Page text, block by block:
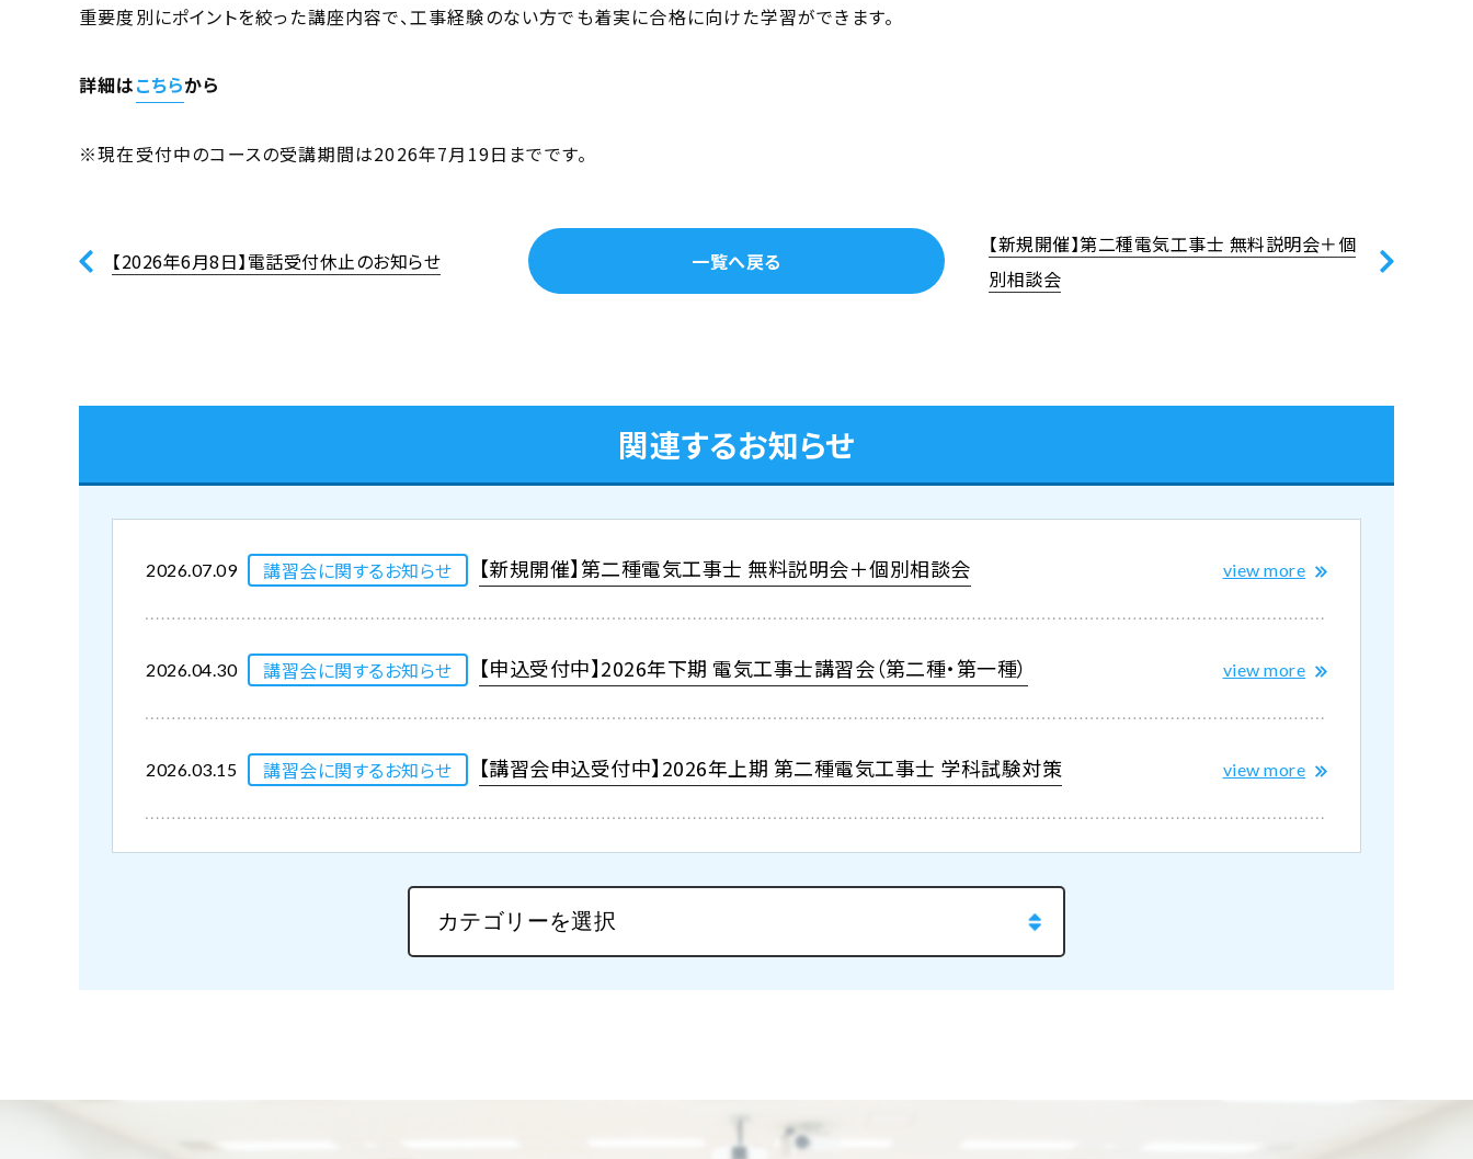
重要度別にポイントを絞った講座内容で、工事経験のない方でも着実に合格に向けた学習ができます。
詳細はこちらから
※現在受付中のコースの受講期間は2026年7月19日までです。
【2026年6月8日】電話受付休止のお知らせ 一覧へ戻る
【新規開催】第二種電気工事士 無料説明会＋個
別相談会
関連するお知らせ
2026.07.09 講習会に関するお知らせ 【新規開催】第二種電気工事士 無料説明会＋個別相談会 view more
2026.04.30 講習会に関するお知らせ 【申込受付中】2026年下期 電気工事士講習会（第二種・第一種） view more
2026.03.15 講習会に関するお知らせ 【講習会申込受付中】2026年上期 第二種電気工事士 学科試験対策 view more